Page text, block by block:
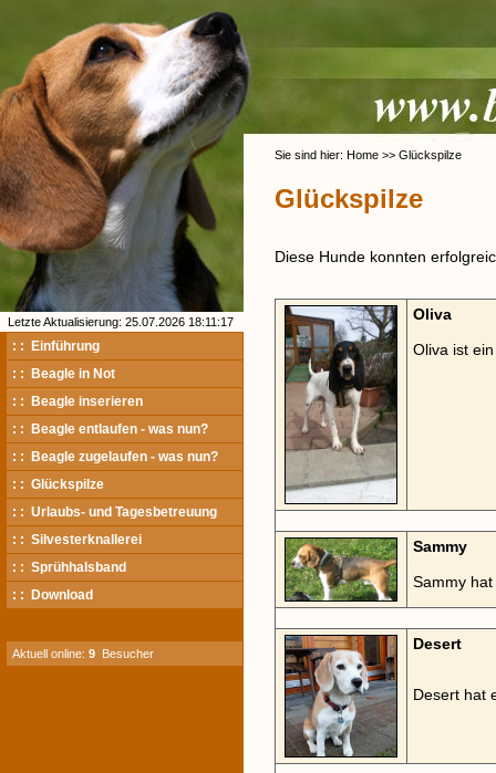
Letzte Aktualisierung: 25.07.2026 18:11:17
: : Einführung
: : Beagle in Not
: : Beagle inserieren
: : Beagle entlaufen - was nun?
: : Beagle zugelaufen - was nun?
: : Glückspilze
: : Urlaubs- und Tagesbetreuung
: : Silvesterknallerei
: : Sprühhalsband
: : Download
Aktuell online: 9 Besucher
Sie sind hier: Home >> Glückspilze
Glückspilze
Diese Hunde konnten
Oliva
Oliva ist
Sammy
Sammy
Desert
Desert hat